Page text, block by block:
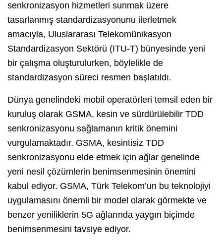
senkronizasyon hizmetleri sunmak üzere
tasarlanmış standardizasyonunu ilerletmek
amacıyla, Uluslararası Telekomünikasyon
Standardizasyon Sektörü (ITU-T) bünyesinde yeni
bir çalışma oluşturulurken, böylelikle de
standardizasyon süreci resmen başlatıldı.
Dünya genelindeki mobil operatörleri temsil eden bir
kuruluş olarak GSMA, kesin ve sürdürülebilir TDD
senkronizasyonu sağlamanın kritik önemini
vurgulamaktadır. GSMA, kesintisiz TDD
senkronizasyonu elde etmek için ağlar genelinde
yeni nesil çözümlerin benimsenmesinin önemini
kabul ediyor. GSMA, Türk Telekom’un bu teknolojiyi
uygulamasını önemli bir model olarak görmekte ve
benzer yeniliklerin 5G ağlarında yaygın biçimde
benimsenmesini tavsiye ediyor.